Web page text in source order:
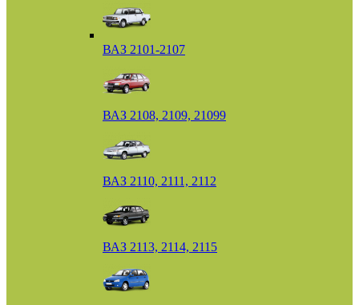
ВАЗ 2101-2107
ВАЗ 2108, 2109, 21099
ВАЗ 2110, 2111, 2112
ВАЗ 2113, 2114, 2115